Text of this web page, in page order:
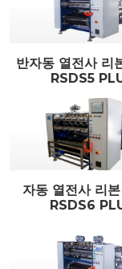
반자동 열전사 리
RSDS5
자동 열전사 리
RSDS6